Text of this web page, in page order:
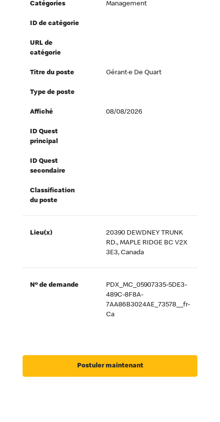
Catégories Management
ID de catégorie
URL de
catégorie
Titre du poste Gérant·e De Quart
Type de poste
Affiché 08/08/2026
ID Quest
principal
ID Quest
secondaire
Classification
du poste
Lieu(x)
20390 DEWDNEY TRUNK
RD., MAPLE RIDGE BC V2X
3E3, Canada
Nº de demande
PDX_MC_05907335-5DE3-
489C-8F8A-
7AA86B3024AE_73578__fr-
Ca
Postuler maintenant